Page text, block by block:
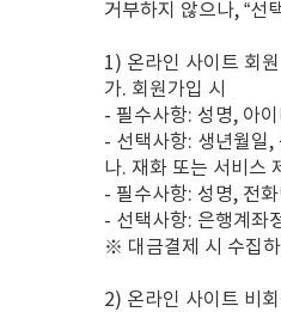
거부하지 않으나, “선
1) 온라인 사이트 회원
가. 회원가입 시
- 필수사항: 성명, 아
- 선택사항: 생년월일,
나. 재화 또는 서비스
- 필수사항: 성명, 전
- 선택사항: 은행계좌
※ 대금결제 시 수집
2) 온라인 사이트 비